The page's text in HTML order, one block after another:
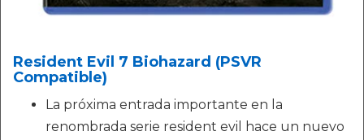
Resident Evil 7 Biohazard (PSVR
Compatible)
La próxima entrada importante en la
renombrada serie resident evil hace un nuevo